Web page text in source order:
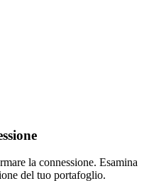
la connessione. Esamina
del tuo portafoglio.